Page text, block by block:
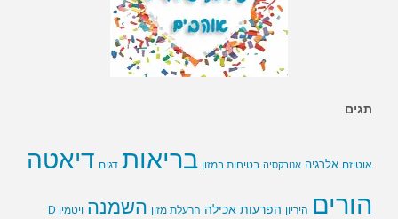
תגים
אוטיזם אלרגיה אנורקסיה בטיחות במזון בריאות דגים דיאטה
הורים היריון הפרעות אכילה הרעלת מזון השמנה ויטמין D